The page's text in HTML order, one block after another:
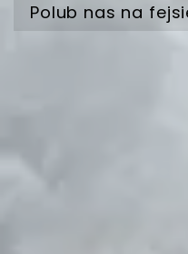
Polub nas na